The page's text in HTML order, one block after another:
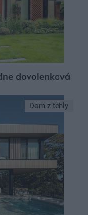
dovolenková
Dom z tehly